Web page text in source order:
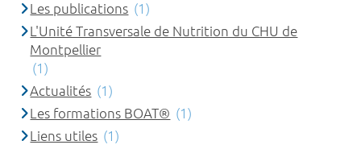
Les publications (1)
L'Unité Transversale de Nutrition du CHU de
Montpellier
(1)
Actualités (1)
Les formations BOAT® (1)
Liens utiles (1)